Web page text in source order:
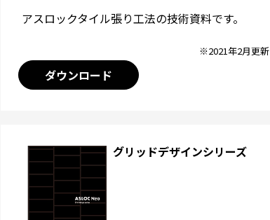
アスロックタイル張り工法の技術資料です。
※2021年2月更新
ダウンロード
グリッドデザインシリーズ